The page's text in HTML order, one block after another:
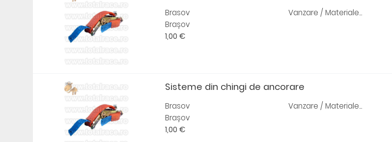
Brasov
Brașov
1,00 €
Vanzare / Materiale...
Sisteme din chingi de ancorare
Brasov
Brașov
1,00 €
Vanzare / Materiale...